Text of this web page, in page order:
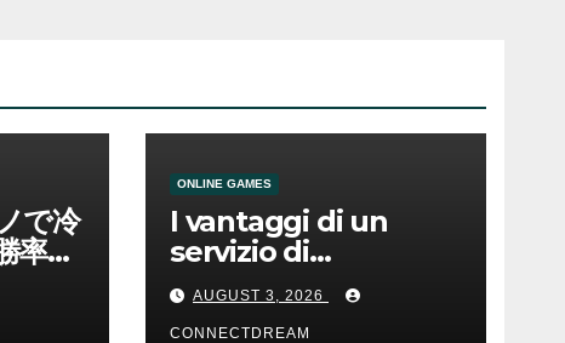
で冷
率と
ONLINE GAMES
I vantaggi di un
servizio di
scommesse online
AUGUST 3, 2026
CONNECTDREAM